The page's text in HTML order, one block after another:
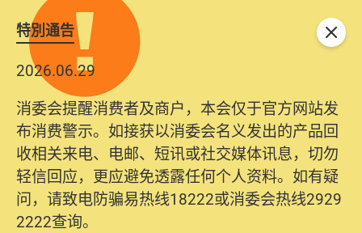
特別通告
2026.06.29
消委会提醒消费者及商户，本会仅于官方网站发
布消费警示。如接获以消委会名义发出的产品回
收相关来电、电邮、短讯或社交媒体讯息，切勿
轻信回应，更应避免透露任何个人资料。如有疑
问，请致电防骗易热线18222或消委会热线2929
2222查询。
关闭